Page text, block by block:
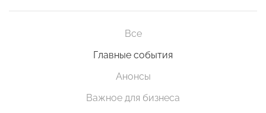
Все
Главные события
Анонсы
Важное для бизнеса